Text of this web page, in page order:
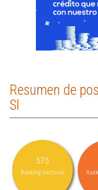
Resumen de
Sl
575
Ranking Sectorial